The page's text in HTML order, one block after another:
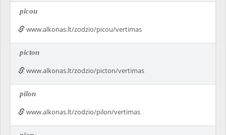
picou
www.alkonas.lt/zodzio/picou/vertimas
picton
www.alkonas.lt/zodzio/picton/vertimas
pilon
www.alkonas.lt/zodzio/pilon/vertimas